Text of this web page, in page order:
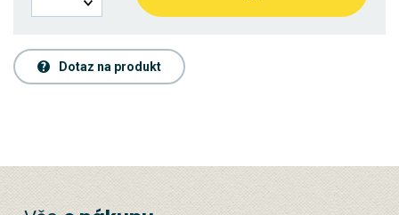
Dotaz na produkt